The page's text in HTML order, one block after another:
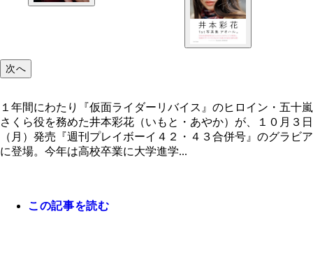
次へ
１年間にわたり『仮面ライダーリバイス』のヒロイン・五十嵐
さくら役を務めた井本彩花（いもと・あやか）が、１０月３日
（月）発売『週刊プレイボーイ４２・４３合併号』のグラビア
に登場。今年は高校卒業に大学進学...
この記事を読む